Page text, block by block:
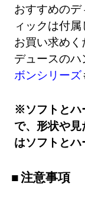
おすすめの
ィックは付属
お買い求め
デュースのハ
ボンシリーズ
※ソフトとハ
で、形状や
はソフトとハ
注意事項